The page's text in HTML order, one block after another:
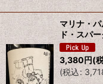
マリナ・
ド・スパ
3,380円(
(税込: